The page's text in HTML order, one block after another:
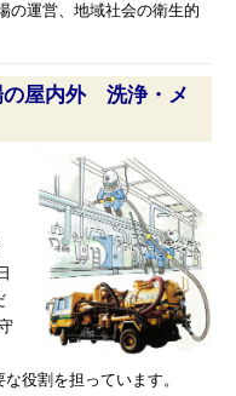
の運営、地域社会の衛生的
の屋内外 洗浄・メ
役割を担っています。